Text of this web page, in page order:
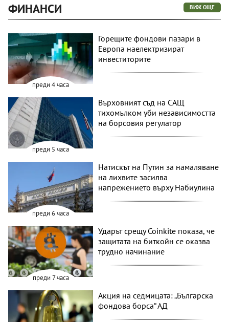
ФИНАНСИ ВИЖ ОЩЕ
преди 4 часа
Горещите фондови пазари в
Европа наелектризират
инвеститорите
преди 5 часа
Върховният съд на САЩ
тихомълком уби независимостта
на борсовия регулатор
преди 6 часа
Натискът на Путин за намаляване
на лихвите засилва
напрежението върху Набиулина
преди 7 часа
Ударът срещу Coinkite показа, че
защитата на биткойн се оказва
трудно начинание
Акция на седмицата: „Българска
фондова борса“ АД